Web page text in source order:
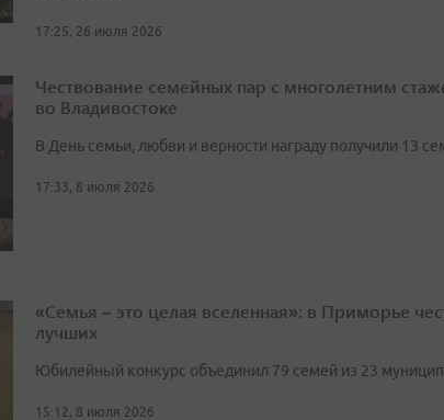
17:25, 26 июля 2026
Чествование семейных пар с многолетним
во Владивостоке
В День семьи, любви и верности награду получили 13
17:33, 8 июля 2026
«Семья – это целая вселенная»: в Приморье
лучших
Юбилейный конкурс объединил 79 семей из 23
15:12, 8 июля 2026